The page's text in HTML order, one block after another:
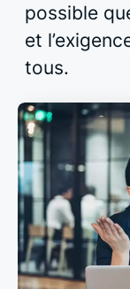
possible
et
tous.